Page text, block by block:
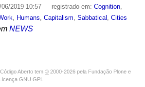
2019 10:57 — registrado em: Cognition,
, Humans, Capitalism, Sabbatical , Cities
NEWS
Aberto tem © 2000-2026 pela Fundação Plone e
Licença GNU GPL